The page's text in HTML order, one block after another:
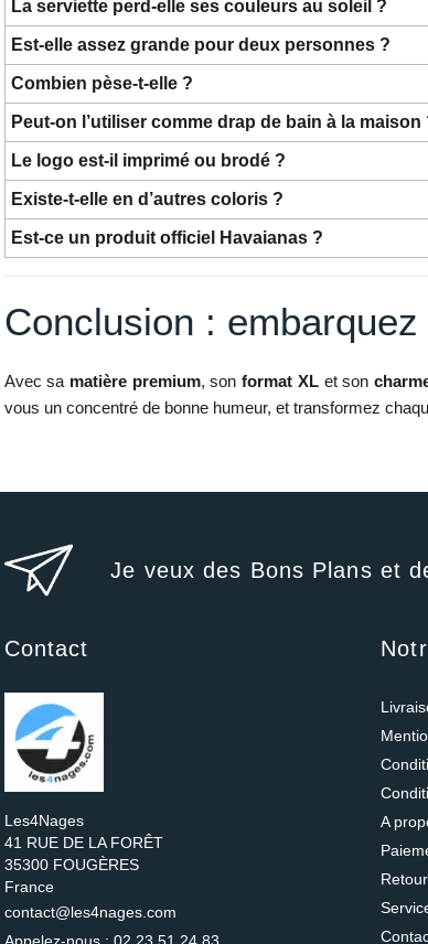
La serviette perd-elle ses couleurs au soleil ?
Est-elle assez grande pour deux personnes ?
Combien pèse-t-elle ?
Peut-on l’utiliser comme drap de bain à la maison
Le logo est-il imprimé ou brodé ?
Existe-t-elle en d’autres coloris ?
Est-ce un produit officiel Havaianas ?
Conclusion :
Avec sa matière premium, sonformat XLet son
vous un concentré de bonne humeur, et transformez
Je veux des Bons Plans et
Contact
Les4Nages
41 RUE DE LA FORÊT
35300 FOUGÈRES
France
contact@les4nages.com
A